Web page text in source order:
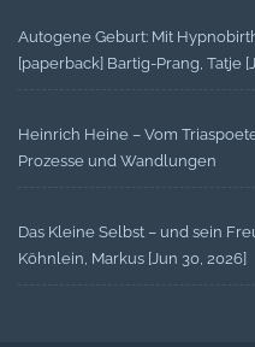
Autogene Geburt: Mit
[paperback] Bartig-Prang, Tatje
Heinrich Heine – Vom
Prozesse und Wandlungen
Das Kleine Selbst – und sein
Köhnlein, Markus [Jun 30, 2026]